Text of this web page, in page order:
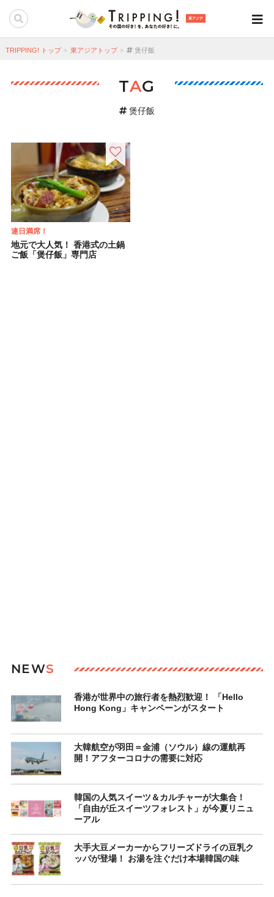
東アジア
TRIPPING! トップ 東アジアトップ 煲仔飯
TAG
煲仔飯
連日満席！
地元で大人気！ 香港式の土鍋
ご飯「煲仔飯」専門店
NEWS
香港が世界中の旅行者を熱烈歓迎！ 「Hello
Hong Kong」キャンペーンがスタート
大韓航空が羽田＝金浦（ソウル）線の運航再
開！アフターコロナの需要に対応
韓国の人気スイーツ＆カルチャーが大集合！
「自由が丘スイーツフォレスト」が今夏リニュ
ーアル
大手大豆メーカーからフリーズドライの豆乳ク
ッパが登場！ お湯を注ぐだけ本場韓国の味